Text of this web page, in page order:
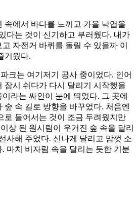
속에서 바다를 느끼고 가을 낙엽을
다는 것이 신기하고 부러웠다. 내가
자전거 바퀴를 돌릴 수 있을까 이
거웠다.
크는 여기저기 공사 중이었다. 인어
잠시 쉬다가 다시 달리기 시작했을
라는 싸인이 눈에 띄었다. 그 곳에
숲 속 길로 방향을 바꾸었다. 처음엔
로 들어서는 것이 조금 두려웠지만
상 된 원시림이 우거진 숲 속을 달리
사해 주었다. 신나게 달리고 맘껏 소
마치 비자림 속을 달리는 듯한 기분